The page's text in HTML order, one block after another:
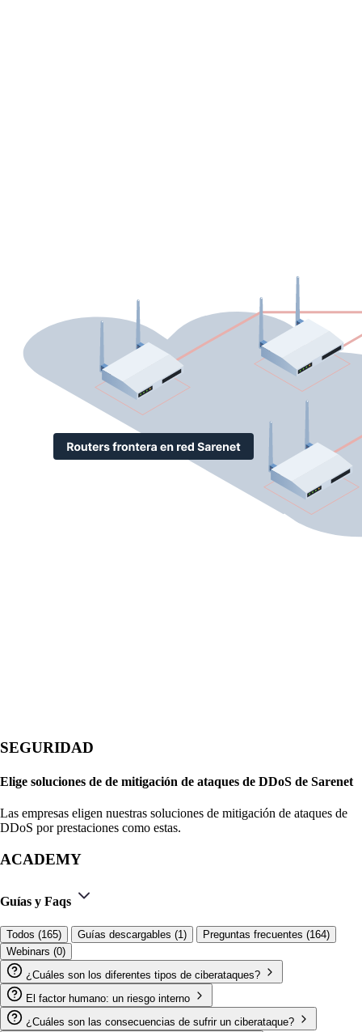
SEGURIDAD
Elige soluciones de de mitigación de ataques de DDoS de Sarenet
Las empresas eligen nuestras soluciones de mitigación de ataques de
DDoS por prestaciones como estas.
ACADEMY
Guías y Faqs
Todos (165) Guías descargables (1)
Preguntas frecuentes (164)
Webinars (0)
¿Cuáles son los diferentes tipos de ciberataques?
El factor humano: un riesgo interno
¿Cuáles son las consecuencias de sufrir un ciberataque?